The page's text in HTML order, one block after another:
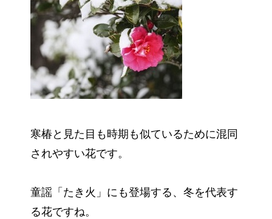
寒椿と見た目も時期も似ているために混同
されやすい花です。
童謡「たき火」にも登場する、冬を代表す
る花ですね。